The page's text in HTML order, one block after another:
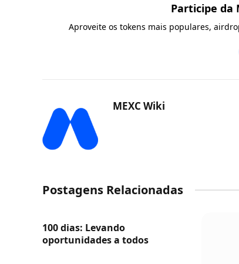
Participe da
Aproveite os tokens mais populares,
MEXC Wiki
Postagens Relacionadas
100 dias: Levando
oportunidades a todos